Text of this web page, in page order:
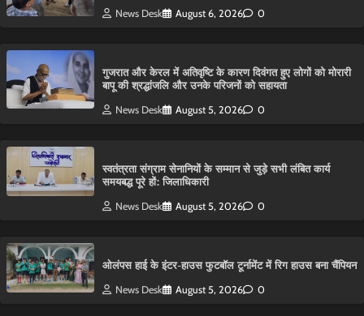
News Desk August 6, 2026 0
गुजरात और केरल में अतिवृष्टि के कारण दिवंगत हुए लोगों को मोरारी
बापू की श्रद्धांजलि और उनके परिजनों को सहायता
News Desk August 5, 2026 0
स्वतंत्रता संग्राम सेनानियों के सम्मान से जुड़े सभी लंबित कार्य
समयबद्ध पूरे हों: जिलाधिकारी
News Desk August 5, 2026 0
ओलंपस हाई के इंटर-हाउस फुटबॉल टूर्नामेंट में रिग हाउस बना चैंपियन
News Desk August 5, 2026 0